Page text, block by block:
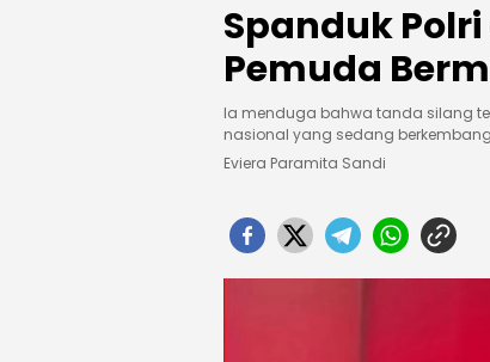
Spanduk
Pemuda
Ia menduga bahwa tanda silang
nasional yang sedang
Eviera Paramita Sandi